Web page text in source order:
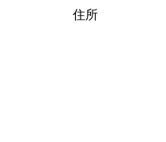
住所